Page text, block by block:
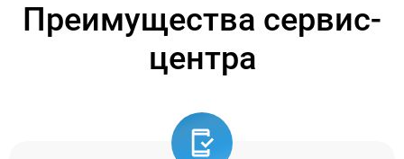
Преимущества сервис-
центра